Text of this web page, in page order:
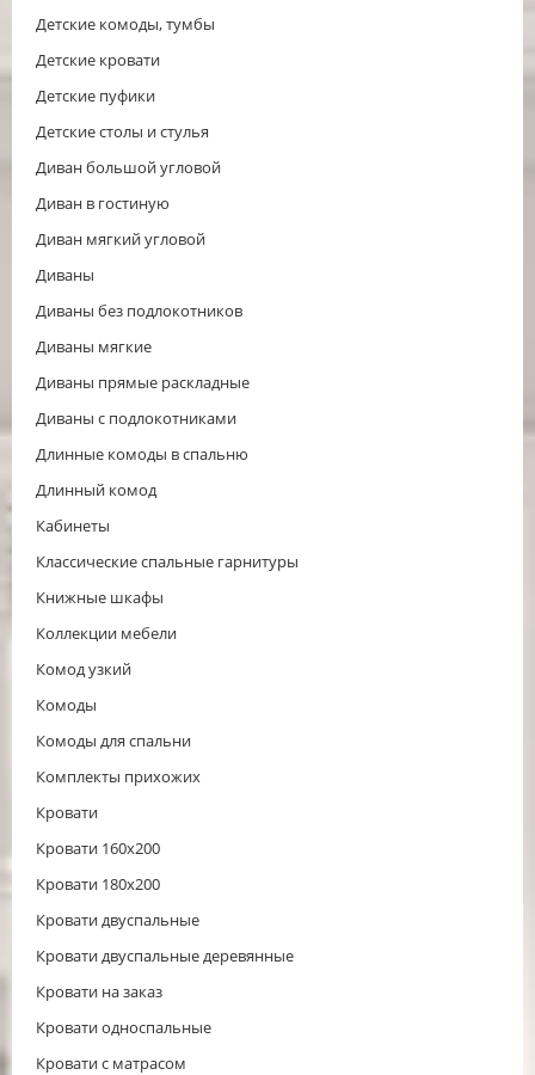
Детские комоды, тумбы
Детские кровати
Детские пуфики
Детские столы и стулья
Диван большой угловой
Диван в гостиную
Диван мягкий угловой
Диваны
Диваны без подлокотников
Диваны мягкие
Диваны прямые раскладные
Диваны с подлокотниками
Длинные комоды в спальню
Длинный комод
Кабинеты
Классические спальные гарнитуры
Книжные шкафы
Коллекции мебели
Комод узкий
Комоды
Комоды для спальни
Комплекты прихожих
Кровати
Кровати 160x200
Кровати 180x200
Кровати двуспальные
Кровати двуспальные деревянные
Кровати на заказ
Кровати односпальные
Кровати с матрасом